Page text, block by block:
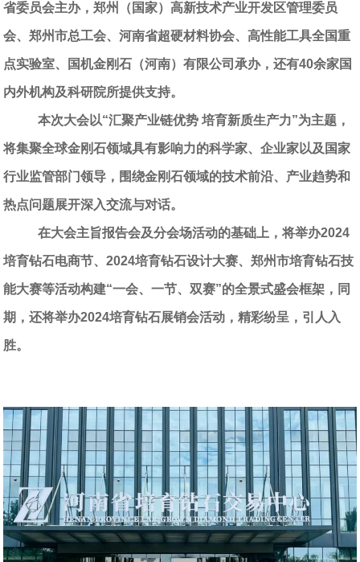
省委员会主办，郑州（国家）高新技术产业开发区管理委员
会、郑州市总工会、河南省超硬材料协会、高性能工具全国重
点实验室、国机金刚石（河南）有限公司承办，还有40余家国
内外机构及科研院所提供支持。
本次大会以“汇聚产业链优势 培育新质生产力”为主题，
将集聚全球金刚石领域具有影响力的科学家、企业家以及国家
行业监管部门领导，围绕金刚石领域的技术前沿、产业趋势和
热点问题展开深入交流与对话。
在大会主旨报告会及分会场活动的基础上，将举办2024
培育钻石电商节、2024培育钻石设计大赛、郑州市培育钻石技
能大赛等活动构建“一会、一节、双赛”的全景式盛会框架，同
期，还将举办2024培育钻石展销会活动，精彩纷呈，引人入
胜。